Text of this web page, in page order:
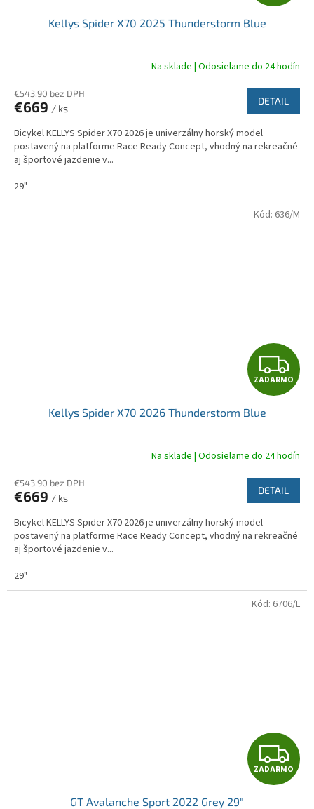
A
R
M
O
Kellys Spider X70 2025 Thunderstorm Blue
Na sklade | Odosielame do 24 hodín
€543,90 bez DPH
€669 / ks
DETAIL
Bicykel KELLYS Spider X70 2026 je univerzálny horský model
postavený na platforme Race Ready Concept, vhodný na rekreačné
aj športové jazdenie v...
29"
Z
A
A
R
M
O
ZADARMO
Kellys Spider X70 2026 Thunderstorm Blue
Na sklade | Odosielame do 24 hodín
€543,90 bez DPH
€669 / ks
DETAIL
Bicykel KELLYS Spider X70 2026 je univerzálny horský model
postavený na platforme Race Ready Concept, vhodný na rekreačné
aj športové jazdenie v...
29"
Kód: 636/M
Z
A
ZADARMO
GT Avalanche Sport 2022 Grey 29"
Kód: 6706/L